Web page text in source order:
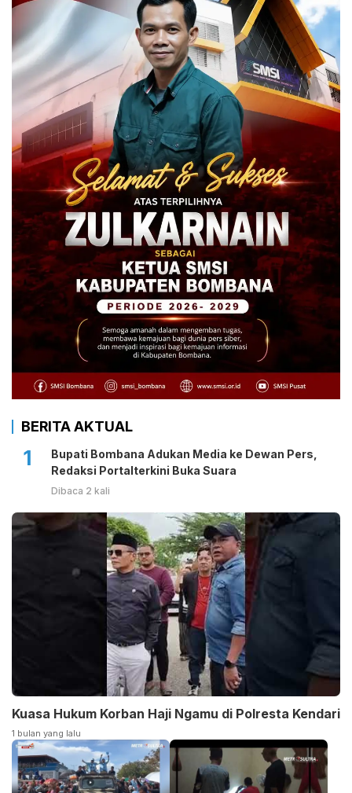
BERITA AKTUAL
1
Bupati Bombana Adukan Media ke Dewan Pers,
Redaksi Portalterkini Buka Suara
Dibaca 2 kali
Kuasa Hukum Korban Haji Ngamu di Polresta Kendari
1 bulan yang lalu